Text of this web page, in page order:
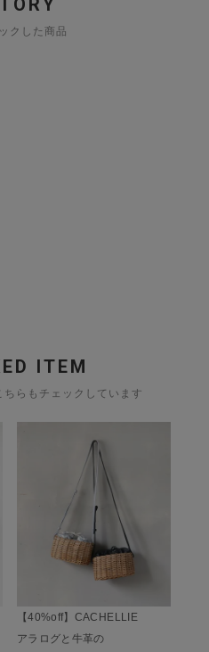
クした商品
ITEM
ちらもチェックしています
【40%off】CACHELLIE
アラログと牛革の